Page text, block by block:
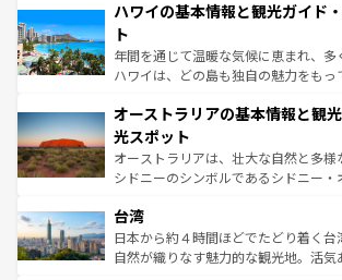
着のスイス情報はコンテンツ一覧を参
のような巨大都市は、観光、ショッピ
ンメントが詰まった刺激的なスポット
西部には大自然が広がり、グランドキ
ストーン国立公園といった絶景が堪能
文化が魅力。旅行者はアメリカの各地
しみながら、その多様性と豊かな歴史
るだろう。車でのロードトリップや列
ならではの贅沢な旅のスタイルだ。 なお、新着のアメリカ
情報は コンテンツ一覧 を参照してほし
ハワイの基本情報と観光ガイド
ト
年間を通じて温暖な気候に恵まれ、多
ハワイは、どの島も独自の魅力をもっ
ワイ島は見逃せない。また、定番の観
島だが、静かな自然を求めるならマウ
おすすめ。エメラルドグリーンに輝く
文化や歴史が息づいている。「アロハ
人々、おいしいローカルフードやハワ
ク、伝統的なフラダンスなど、すべて
っている。訪れるたびに新しい発見と
オーストラリアの基本情報と観
光スポット
オーストラリアは、壮大な自然と多様
シドニーのシンボルであるシドニー・
リアリーフや大陸中央部にそびえるウ
ク）、タスマニアの美しい原生林やケ
ど、見どころがたくさん。また、カフ
台湾
日本から約４時間ほどでたどり着く台
自然が織りなす魅力的な観光地。活気